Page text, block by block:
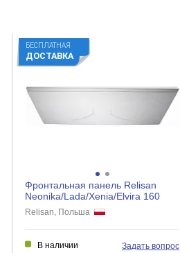
БЕСПЛАТНАЯ
ДОСТАВКА
Фронтальная панель Relisan
Neonika/Lada/Xenia/Elvira 160
Relisan, Польша
В наличии Задать вопрос